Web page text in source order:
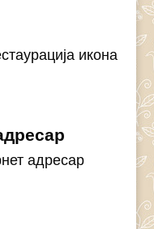
икона
адресар